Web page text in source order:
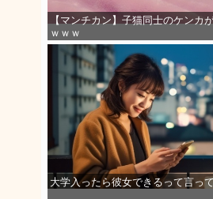
【マンチカン】子猫同士のケンカ
ｗｗｗ
大学入ったら彼女できるって言っ